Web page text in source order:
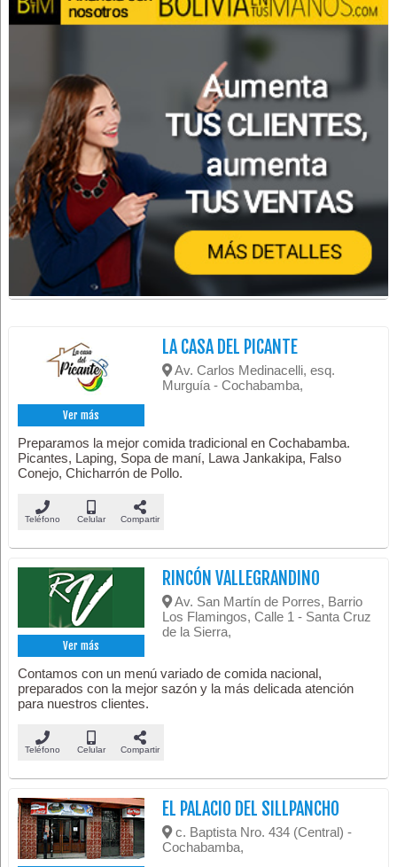
Ver más
LA CASA DEL PICANTE
Av. Carlos Medinacelli, esq.
Murguía - Cochabamba,
Preparamos la mejor comida tradicional en Cochabamba.
Picantes, Laping, Sopa de maní, Lawa Jankakipa, Falso
Conejo, Chicharrón de Pollo.
Teléfono Celular Compartir
Ver más
RINCÓN VALLEGRANDINO
Av. San Martín de Porres, Barrio
Los Flamingos, Calle 1 - Santa Cruz
de la Sierra,
Contamos con un menú variado de comida nacional,
preparados con la mejor sazón y la más delicada atención
para nuestros clientes.
Teléfono Celular Compartir
EL PALACIO DEL SILLPANCHO
c. Baptista Nro. 434 (Central) -
Cochabamba,